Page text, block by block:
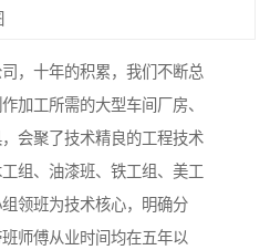
，十年的积累，我们不断总
加工所需的大型车间厂房、
会聚了技术精良的工程技术
组、油漆班、铁工组、美工
领班为技术核心，明确分
师傅从业时间均在五年以